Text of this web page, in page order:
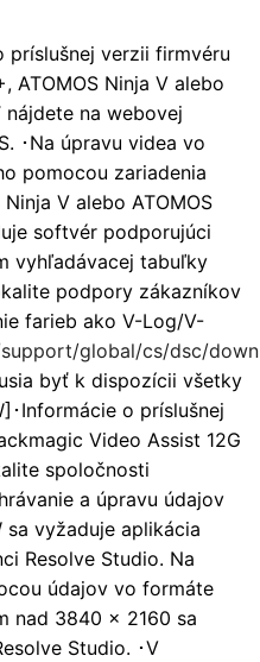
príslušnej verzii firmvéru
ATOMOS Ninja V alebo
nájdete na webovej
･Na úpravu videa vo
pomocou zariadenia
Ninja V alebo ATOMOS
softvér podporujúci
vyhľadávacej tabuľky
podpory zákazníkov
farieb ako V-Log/V-
global/cs/dsc/
byť k dispozícii všetky
･Informácie o príslušnej
Video Assist 12G
spoločnosti
a úpravu údajov
sa vyžaduje aplikácia
Resolve Studio. Na
údajov vo formáte
nad 3840 × 2160 sa
Studio. ･V